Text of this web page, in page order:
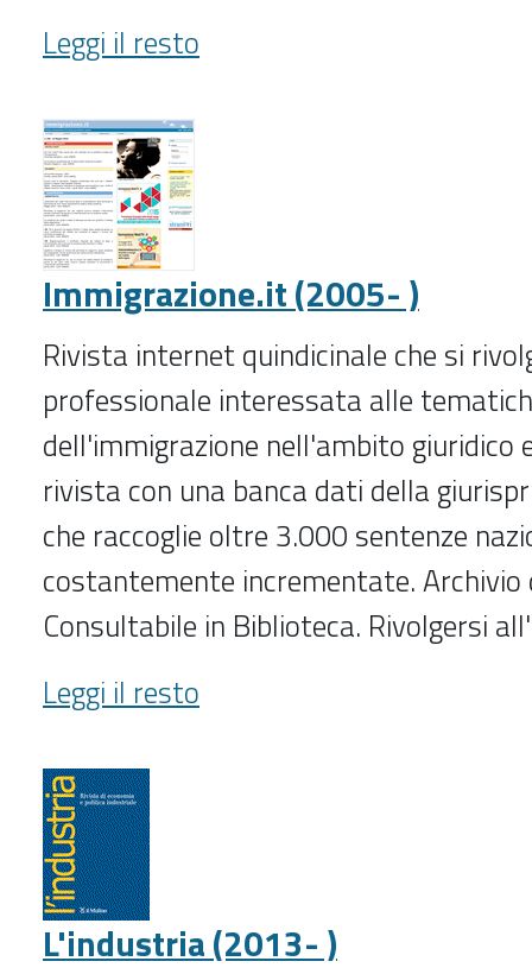
Igiene
e
del
lavoro
(1997-
)
-
Leggi il resto
Immigrazione.it (2005- )
Rivista internet quindicinale che si
professionale interessata alle
dell'immigrazione nell'ambito giuridico
rivista con una banca dati della
che raccoglie oltre 3.000 sentenze
costantemente incrementate. Archivio
Consultabile in Biblioteca. Rivolgersi
Immigrazione.it
(2005-
-
Leggi il resto
L'industria (2013- )